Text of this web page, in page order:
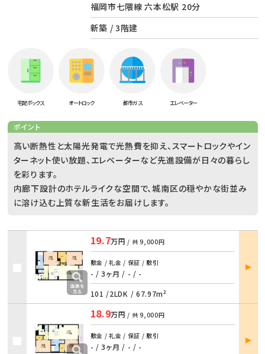
福岡市七隈線 六本松駅 20分
新築 / 3階建
宅配ボックス オートロック 都市ガス エレベーター
ポイント
高い断熱性と太陽光発電で光熱費を抑え、スマートロックやイン
ターネット使い放題、エレベーターなど先進設備が日々の暮らし
を彩ります。
内廊下設計のホテルライクな空間で、城南区の穏やかな街並み
に溶け込む上質な新生活をお届けします。
19.7万円 / 共9,000円
敷金 / 礼金 / 保証 / 敷引
- / 3ヶ月 / - / -
101 /2LDK / 67.97m²
部屋
詳細
18.9万円 / 共9,000円
敷金 / 礼金 / 保証 / 敷引
- / 3ヶ月 / - / -
部屋
詳細